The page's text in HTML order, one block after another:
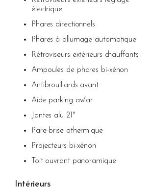
électrique
Phares directionnels
Phares à allumage automatique
Rétroviseurs extérieurs chauffants
Ampoules de phares bi-xénon
Antibrouillards avant
Aide parking av/ar
Jantes alu 21"
Pare-brise athermique
Projecteurs bi-xénon
Toit ouvrant panoramique
Intérieurs